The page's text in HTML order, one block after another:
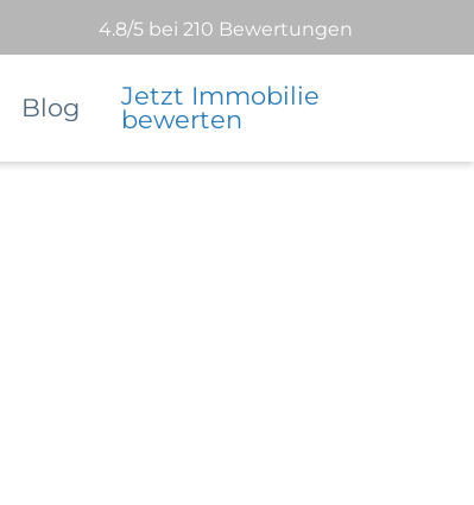
4.8/5 bei 210 Bewertungen
Blog
Jetzt Immobilie
bewerten